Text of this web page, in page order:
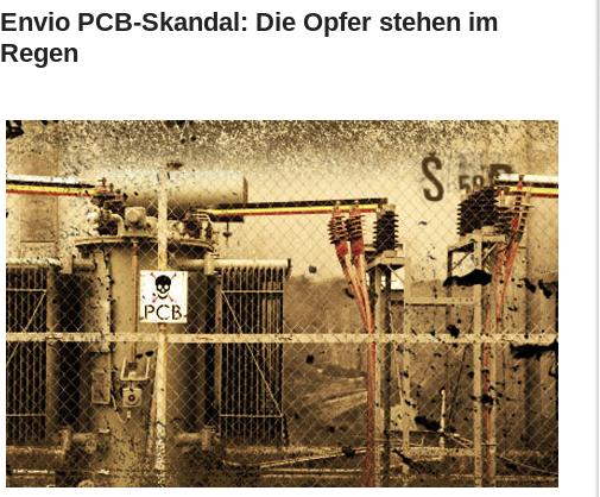
Envio PCB-Skandal: Die Opfer stehen im
Regen